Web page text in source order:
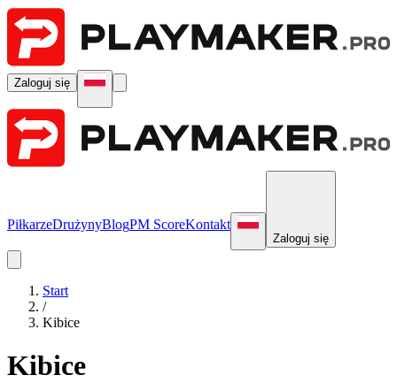
Zaloguj się
PiłkarzeDrużynyBlogPM ScoreKontakt
Zaloguj się
Start
/
Kibice
Kibice